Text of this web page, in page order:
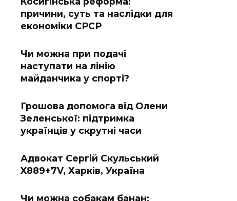
причини, суть та наслідки для
економіки СРСР
Чи можна при подачі
наступати на лінію
майданчика у спорті?
Грошова допомога від Олени
Зеленської: підтримка
українців у скрутні часи
Адвокат Сергій Скульський
X889+7V, Харків, Україна
Чи можна собакам банан: